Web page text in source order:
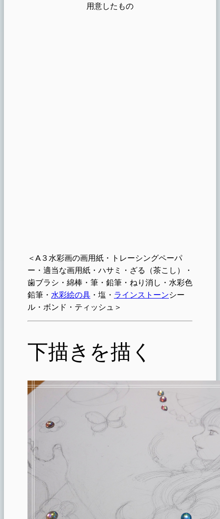
用意したもの
＜A３水彩画の画用紙・トレーシングペーパ
ー・適当な画用紙・ハサミ・ざる（茶こし）・
歯ブラシ・綿棒・筆・鉛筆・ねり消し・水彩色
鉛筆・ 水彩絵の具 ・塩・ ラインストーンシー
ル・ボンド・ティッシュ＞
下描きを描く